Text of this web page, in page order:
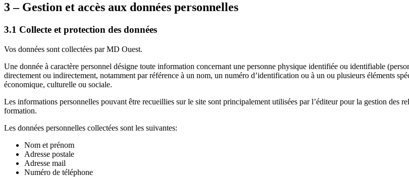
3 – Gestion et accès aux données personnelles
3.1 Collecte et protection des données
Vos données sont collectées par MD Ouest.
Une donnée à caractère personnel désigne toute information concernant une personne physique identifiée ou identifiable
directement ou indirectement, notamment par référence à un nom, un numéro d’identification ou à un ou plusieurs éléments
économique, culturelle ou sociale.
Les informations personnelles pouvant être recueillies sur le site sont principalement utilisées par l’éditeur pour la gestion des
formation.
Les données personnelles collectées sont les suivantes:
Nom et prénom
Adresse postale
Adresse mail
Numéro de téléphone